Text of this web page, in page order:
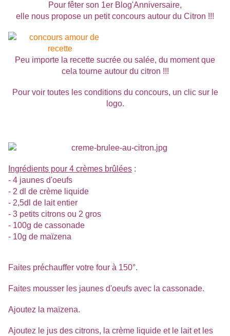
Pour fêter son 1er Blog'Anniversaire,
elle nous propose un petit concours autour du Citron !!!
Peu importe la recette sucrée ou salée, du moment que
cela tourne autour du citron !!!
Pour voir toutes les conditions du concours, un clic sur le
logo.
Ingrédients pour 4 crèmes brûlées :
- 4 jaunes d'oeufs
- 2 dl de crème liquide
- 2,5dl de lait entier
- 3 petits citrons ou 2 gros
- 100g de cassonade
- 10g de maïzena
Faites préchauffer votre four à 150°.
Faites mousser les jaunes d'oeufs avec la cassonade.
Ajoutez la maïzena.
Ajoutez le jus des citrons, la crème liquide et le lait et les